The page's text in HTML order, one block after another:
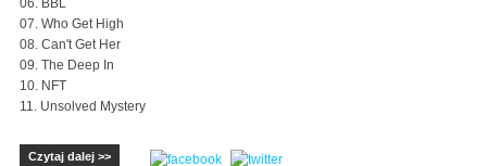
07. Who Get High
08. Can't Get Her
09. The Deep In
10. NFT
11. Unsolved Mystery
Czytaj dalej >>